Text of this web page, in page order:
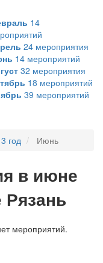
14
24 мероприятия
14 мероприятий
32 мероприятия
18 мероприятий
39 мероприятий
год Июнь
в июне
Рязань
мероприятий.